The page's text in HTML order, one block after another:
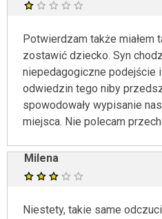
Potwierdzam także miałem
zostawić dziecko. Syn
niepedagogiczne podejście
odwiedzin tego niby
spowodowały wypisanie
miejsca. Nie polecam
Milena
Niestety, takie same